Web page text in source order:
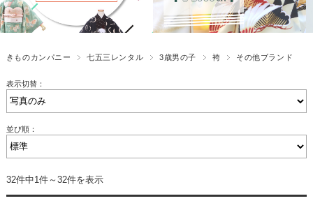
きものカンパニー 七五三レンタル 3歳男の子 袴 その他ブランド
表示切替：
並び順：
32件中1件～32件を表示